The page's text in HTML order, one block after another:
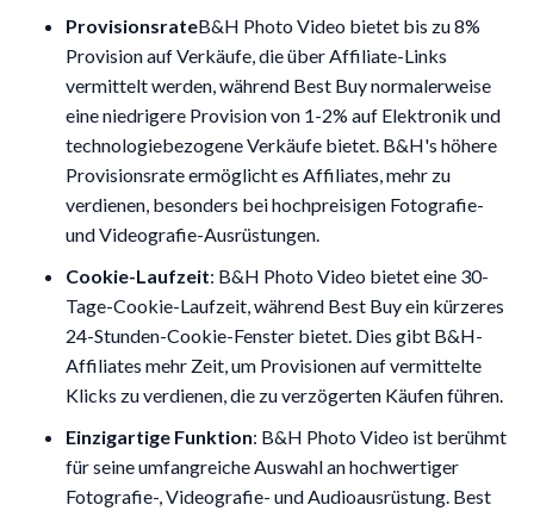
ProvisionsrateB&H Photo Video bietet bis zu 8%
Provision auf Verkäufe, die über Affiliate-Links
vermittelt werden, während Best Buy normalerweise
eine niedrigere Provision von 1-2% auf Elektronik und
technologiebezogene Verkäufe bietet. B&H's höhere
Provisionsrate ermöglicht es Affiliates, mehr zu
verdienen, besonders bei hochpreisigen Fotografie-
und Videografie-Ausrüstungen.
Cookie-Laufzeit: B&H Photo Video bietet eine 30-
Tage-Cookie-Laufzeit, während Best Buy ein kürzeres
24-Stunden-Cookie-Fenster bietet. Dies gibt B&H-
Affiliates mehr Zeit, um Provisionen auf vermittelte
Klicks zu verdienen, die zu verzögerten Käufen führen.
Einzigartige Funktion: B&H Photo Video ist berühmt
für seine umfangreiche Auswahl an hochwertiger
Fotografie-, Videografie- und Audioausrüstung. Best